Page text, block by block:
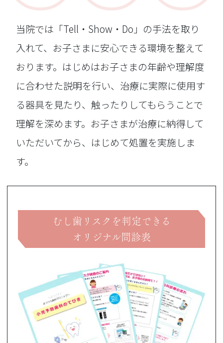
当院では「Tell・Show・Do」の手法を取り
入れて、お子さまに安心できる環境を整えて
おります。はじめはお子さまの年齢や理解度
に合わせた説明を行い、治療に実際に使用す
る器具を見たり、触ったりしてもらうことで
理解を深めます。お子さまが治療に納得して
いただいてから、はじめて処置を実施しま
す。
むし歯リスクを判定できる
オリジナル問診表